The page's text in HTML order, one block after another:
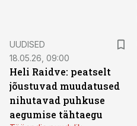
UUDISED
18.05.26, 09:00
Heli Raidve: peatselt
jõustuvad muudatused
nihutavad puhkuse
aegumise tähtaegu